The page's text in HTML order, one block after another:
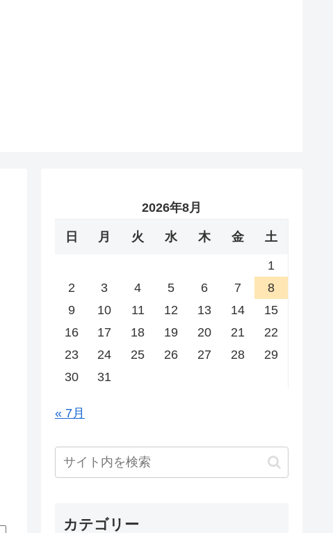
2026年8月
日 月 火 水 木 金 土
1
2
3 4 5 6 7
8
9
10 11 12 13 14
15
16
17 18 19 20 21
22
23
24 25 26 27 28
29
30
31
« 7月
カテゴリー